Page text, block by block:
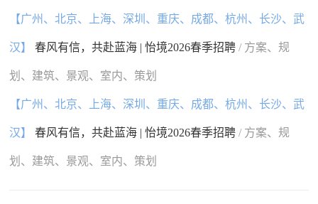
【广州、北京、上海、深圳、重庆、成都、杭州、长沙、武
汉】 春风有信，共赴蓝海 | 怡境2026春季招聘/ 方案、规
划、建筑、景观、室内、策划
【广州、北京、上海、深圳、重庆、成都、杭州、长沙、武
汉】 春风有信，共赴蓝海 | 怡境2026春季招聘/ 方案、规
划、建筑、景观、室内、策划